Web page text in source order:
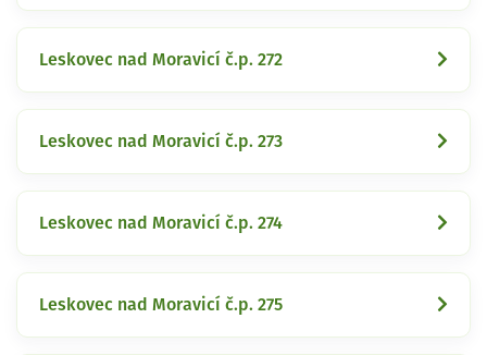
Leskovec nad Moravicí č.p. 272
Leskovec nad Moravicí č.p. 273
Leskovec nad Moravicí č.p. 274
Leskovec nad Moravicí č.p. 275